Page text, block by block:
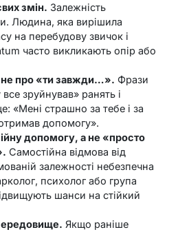
змін. Залежність
Людина, яка вирішила
на перебудову звичок і
часто викликають опір або
не про «ти завжди…». Фрази
зруйнував» ранять і
«Мені страшно за тебе і за
допомогу».
допомогу, а не «просто
Самостійна відмова від
залежності небезпечна
психолог або група
шанси на стійкий
Якщо раніше